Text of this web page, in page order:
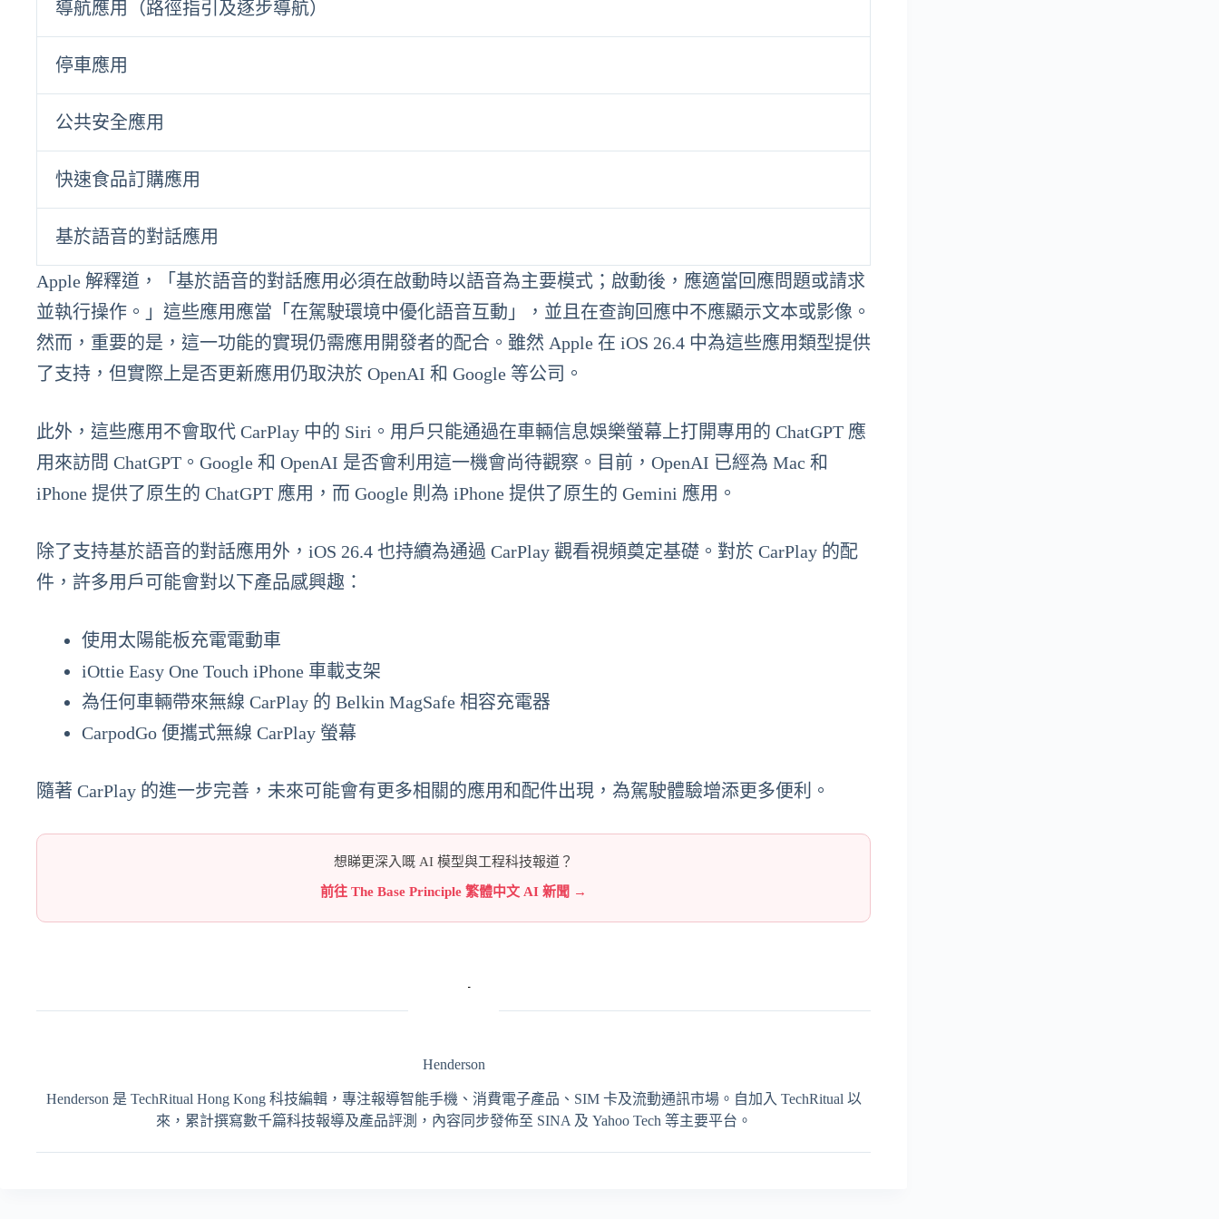
導航應用（路徑指引及逐步導航）
停車應用
公共安全應用
快速食品訂購應用
基於語音的對話應用
Apple 解釋道，「基於語音的對話應用必須在啟動時以語音為主要模式；啟動後，應適當回應問題或請求
並執行操作。」這些應用應當「在駕駛環境中優化語音互動」，並且在查詢回應中不應顯示文本或影像。
然而，重要的是，這一功能的實現仍需應用開發者的配合。雖然 Apple 在 iOS 26.4 中為這些應用類型提供
了支持，但實際上是否更新應用仍取決於 OpenAI 和 Google 等公司。
此外，這些應用不會取代 CarPlay 中的 Siri。用戶只能通過在車輛信息娛樂螢幕上打開專用的 ChatGPT 應
用來訪問 ChatGPT。Google 和 OpenAI 是否會利用這一機會尚待觀察。目前，OpenAI 已經為 Mac 和
iPhone 提供了原生的 ChatGPT 應用，而 Google 則為 iPhone 提供了原生的 Gemini 應用。
除了支持基於語音的對話應用外，iOS 26.4 也持續為通過 CarPlay 觀看視頻奠定基礎。對於 CarPlay 的配
件，許多用戶可能會對以下產品感興趣：
使用太陽能板充電電動車
iOttie Easy One Touch iPhone 車載支架
為任何車輛帶來無線 CarPlay 的 Belkin MagSafe 相容充電器
CarpodGo 便攜式無線 CarPlay 螢幕
隨著 CarPlay 的進一步完善，未來可能會有更多相關的應用和配件出現，為駕駛體驗增添更多便利。
想睇更深入嘅 AI 模型與工程科技報道？
前往 The Base Principle 繁體中文 AI 新聞 →
Henderson
Henderson 是 TechRitual Hong Kong 科技編輯，專注報導智能手機、消費電子產品、SIM 卡及流動通訊市場。自加入 TechRitual 以
來，累計撰寫數千篇科技報導及產品評測，內容同步發佈至 SINA 及 Yahoo Tech 等主要平台。